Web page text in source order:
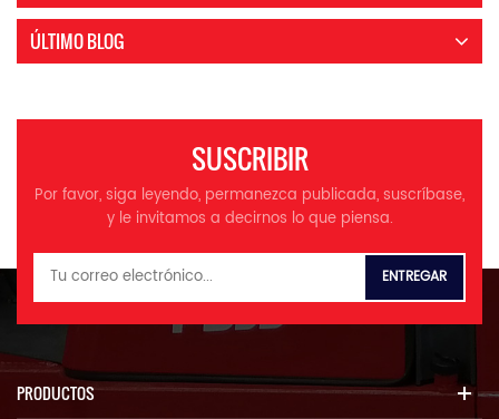
ÚLTIMO BLOG
SUSCRIBIR
Por favor, siga leyendo, permanezca publicada, suscríbase,
y le invitamos a decirnos lo que piensa.
PRODUCTOS